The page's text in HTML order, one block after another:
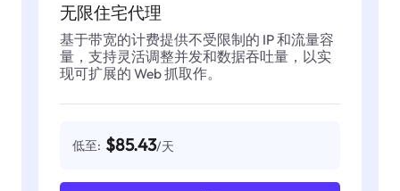
无限住宅代理
基于带宽的计费提供不受限制的 IP 和流量容
量，支持灵活调整并发和数据吞吐量，以实
现可扩展的 Web 抓取作。
低至: $85.43/天